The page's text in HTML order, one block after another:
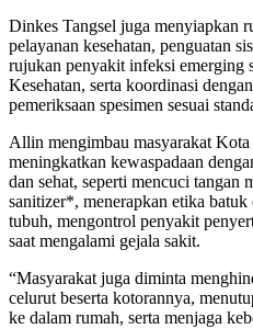
Dinkes Tangsel juga menyiapkan
pelayanan kesehatan, penguatan
rujukan penyakit infeksi emerging
Kesehatan, serta koordinasi
pemeriksaan spesimen sesuai
Allin mengimbau masyarakat
meningkatkan kewaspadaan
dan sehat, seperti mencuci tangan
sanitizer*, menerapkan etika batuk
tubuh, mengontrol penyakit
saat mengalami gejala sakit.
“Masyarakat juga diminta
celurut beserta kotorannya,
ke dalam rumah, serta menjaga